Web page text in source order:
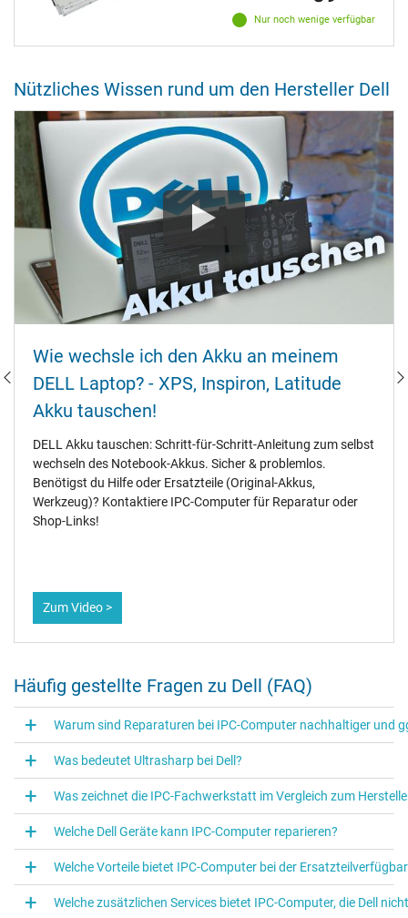
Nur noch wenige verfügbar
Nützliches Wissen rund um den Hersteller Dell
Wie wechsle ich den Akku an meinem
DELL Laptop? - XPS‚ Inspiron‚ Latitude
Akku tauschen!
DELL Akku tauschen: Schritt-für-Schritt-Anleitung zum selbst
wechseln des Notebook-Akkus. Sicher & problemlos.
Benötigst du Hilfe oder Ersatzteile (Original-Akkus‚
Werkzeug)? Kontaktiere IPC-Computer für Reparatur oder
Shop-Links!
Zum Video >
Häufig gestellte Fragen zu Dell (FAQ)
Warum sind Reparaturen bei IPC-Computer nachhaltiger und
Was bedeutet Ultrasharp bei Dell?
Was zeichnet die IPC‑Fachwerkstatt im Vergleich zum
Welche Dell Geräte kann IPC‑Computer reparieren?
Welche Vorteile bietet IPC-Computer bei der
Welche zusätzlichen Services bietet IPC-Computer, die Dell